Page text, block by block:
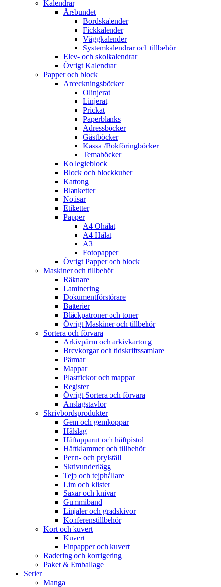
Kalendrar
Årsbundet
Bordskalender
Fickkalender
Väggkalender
Systemkalendrar och tillbehör
Elev- och skolkalendrar
Övrigt Kalendrar
Papper och block
Anteckningsböcker
Olinjerat
Linjerat
Prickat
Paperblanks
Adressböcker
Gästböcker
Kassa /Bokföringböcker
Temaböcker
Kollegieblock
Block och blockkuber
Kartong
Blanketter
Notisar
Etiketter
Papper
A4 Ohålat
A4 Hålat
A3
Fotopapper
Övrigt Papper och block
Maskiner och tillbehör
Räknare
Laminering
Dokumentförstörare
Batterier
Bläckpatroner och toner
Övrigt Maskiner och tillbehör
Sortera och förvara
Arkivpärm och arkivkartong
Brevkorgar och tidskriftssamlare
Pärmar
Mappar
Plastfickor och mappar
Register
Övrigt Sortera och förvara
Anslagstavlor
Skrivbordsprodukter
Gem och gemkoppar
Hålslag
Häftapparat och häftpistol
Häftklammer och tillbehör
Penn- och prylställ
Skrivunderlägg
Tejp och tejphållare
Lim och klister
Saxar och knivar
Gummiband
Linjaler och gradskivor
Konferenstillbehör
Kort och kuvert
Kuvert
Finpapper och kuvert
Radering och korrigering
Paket & Emballage
Serier
Manga